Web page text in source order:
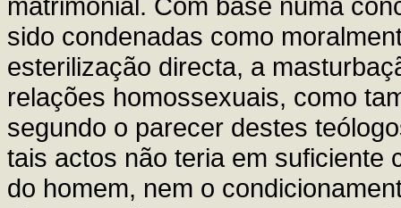
sido condenadas como
esterilização directa, a
relações homossexuais, como
segundo o parecer destes
tais actos não teria em suficiente
do homem, nem o